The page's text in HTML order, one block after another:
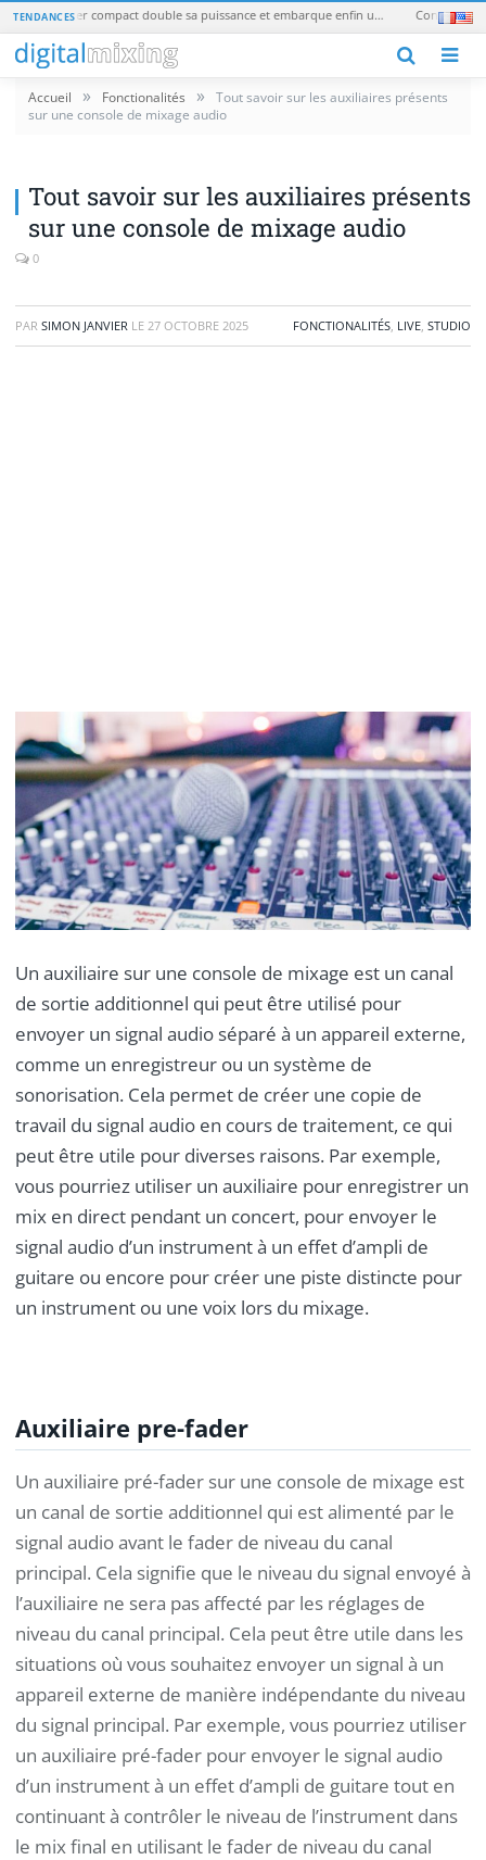
TENDANCES 1010music blackbox 2 : le sampler compact double sa puissance et embarque enfin une batterie
Accueil » Fonctionalités »
Tout savoir sur les auxiliaires présents
sur une console de mixage audio
Tout savoir sur les auxiliaires présents
sur une console de mixage audio
0
PAR SIMON JANVIER LE 27 OCTOBRE 2025 FONCTIONALITÉS, LIVE, STUDIO
Un auxiliaire sur une console de mixage est un canal
de sortie additionnel qui peut être utilisé pour
envoyer un signal audio séparé à un appareil externe,
comme un enregistreur ou un système de
sonorisation. Cela permet de créer une copie de
travail du signal audio en cours de traitement, ce qui
peut être utile pour diverses raisons. Par exemple,
vous pourriez utiliser un auxiliaire pour enregistrer un
mix en direct pendant un concert, pour envoyer le
signal audio d’un instrument à un effet d’ampli de
guitare ou encore pour créer une piste distincte pour
un instrument ou une voix lors du mixage.
Auxiliaire pre-fader
Un auxiliaire pré-fader sur une console de mixage est
un canal de sortie additionnel qui est alimenté par le
signal audio avant le fader de niveau du canal
principal. Cela signifie que le niveau du signal envoyé à
l’auxiliaire ne sera pas affecté par les réglages de
niveau du canal principal. Cela peut être utile dans les
situations où vous souhaitez envoyer un signal à un
appareil externe de manière indépendante du niveau
du signal principal. Par exemple, vous pourriez utiliser
un auxiliaire pré-fader pour envoyer le signal audio
d’un instrument à un effet d’ampli de guitare tout en
continuant à contrôler le niveau de l’instrument dans
le mix final en utilisant le fader de niveau du canal